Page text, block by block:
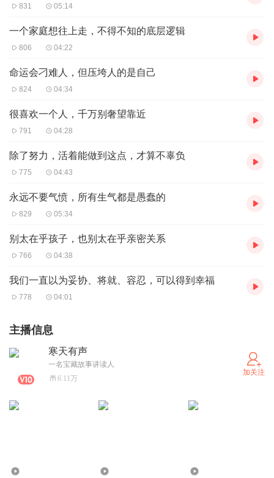
831 05:14
一个家庭想往上走，不得不知的底层逻辑
806 04:22
命运会刁难人，但压垮人的是自己
824 04:34
很喜欢一个人，千万别奢望靠近
791 04:28
除了努力，活着能做到这点，才算不辜负
775 04:43
永远不要气愤，所有生气都是愚蠢的
829 05:34
别太在乎孩子，也别太在乎亲密关系
766 04:38
我们一直以为妥协、将就、容忍，可以得到幸福
778 04:01
主播信息
寒天有声
一名宝藏故事讲读人
6.11万
加关注